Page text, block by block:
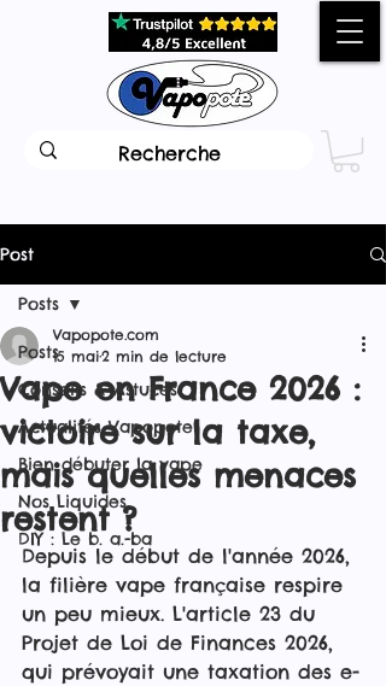
Post
Posts
Conseils & Astuces
Actualités Vapopote
Bien débuter la vape
Nos Liquides
DIY : Le b. a.-ba
Posts
Vape en France 2026 :
victoire sur la taxe,
mais quelles menaces
restent ?
Vapopote.com
15 mai2 min de lecture
Depuis le début de l'année 2026,
la filière vape française respire
un peu mieux. L'article 23 du
Projet de Loi de Finances 2026,
qui prévoyait une taxation des e-